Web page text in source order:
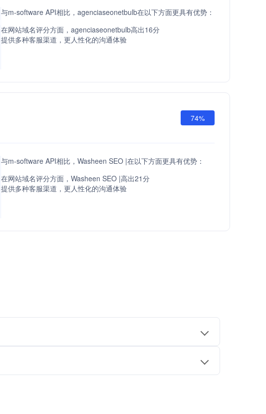
与m-software API相比，agenciaseonetbulb在以下方面更具有优势：
在网站域名评分方面，agenciaseonetbulb高出16分
提供多种客服渠道，更人性化的沟通体验
74%
与m-software API相比，Washeen SEO |在以下方面更具有优势：
在网站域名评分方面，Washeen SEO |高出21分
提供多种客服渠道，更人性化的沟通体验